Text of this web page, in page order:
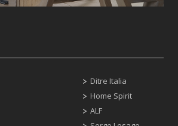
Ditre Italia
Home Spirit
ALF